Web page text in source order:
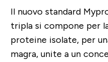
Il nuovo standard
tripla si compone per
proteine isolate, per
magra, unite a un